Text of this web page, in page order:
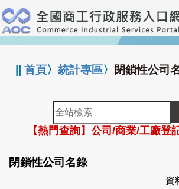
跳
到
主
要
:::
||首頁〉統計專區〉 閉鎖性公司
全
站
檢
索
【熱門查詢】公司/商業/工廠登
閉鎖性公司名錄
資